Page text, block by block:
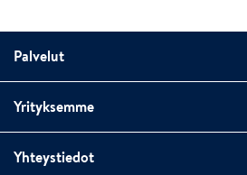
Palvelut
Yrityksemme
Yhteystiedot